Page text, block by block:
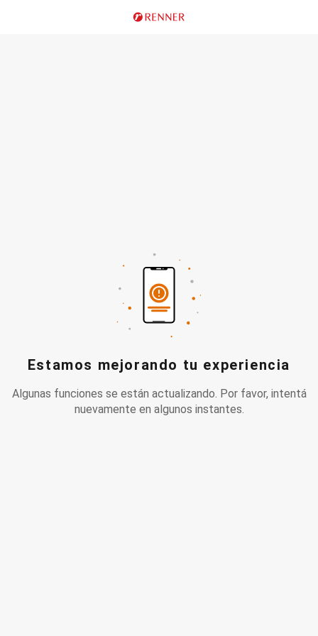
Estamos mejorando tu experiencia
Algunas funciones se están actualizando. Por favor, intentá
nuevamente en algunos instantes.